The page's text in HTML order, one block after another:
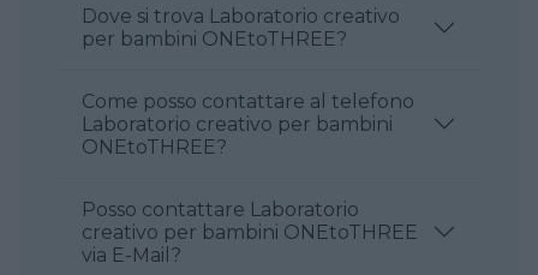
Dove si trova Laboratorio creativo
per bambini ONEtoTHREE?
Come posso contattare al telefono
Laboratorio creativo per bambini
ONEtoTHREE?
Posso contattare Laboratorio
creativo per bambini ONEtoTHREE
via E-Mail?